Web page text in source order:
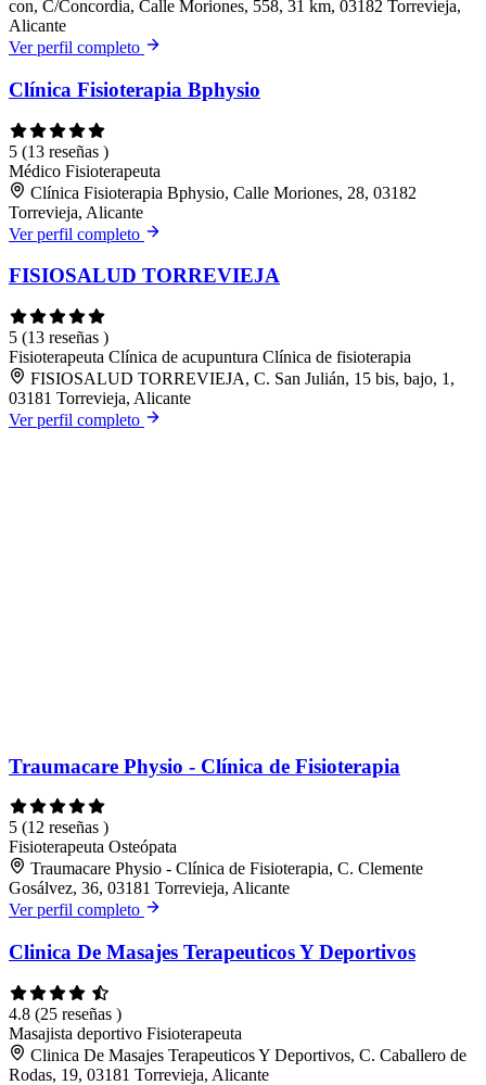
con, C/Concordia, Calle Moriones, 558, 31 km, 03182 Torrevieja,
Alicante
Ver perfil completo
Clínica Fisioterapia Bphysio
5 (13 reseñas )
Médico Fisioterapeuta
Clínica Fisioterapia Bphysio, Calle Moriones, 28, 03182
Torrevieja, Alicante
Ver perfil completo
FISIOSALUD TORREVIEJA
5 (13 reseñas )
Fisioterapeuta Clínica de acupuntura Clínica de fisioterapia
FISIOSALUD TORREVIEJA, C. San Julián, 15 bis, bajo, 1,
03181 Torrevieja, Alicante
Ver perfil completo
Traumacare Physio - Clínica de Fisioterapia
5 (12 reseñas )
Fisioterapeuta Osteópata
Traumacare Physio - Clínica de Fisioterapia, C. Clemente
Gosálvez, 36, 03181 Torrevieja, Alicante
Ver perfil completo
Clinica De Masajes Terapeuticos Y Deportivos
4.8 (25 reseñas )
Masajista deportivo Fisioterapeuta
Clinica De Masajes Terapeuticos Y Deportivos, C. Caballero de
Rodas, 19, 03181 Torrevieja, Alicante